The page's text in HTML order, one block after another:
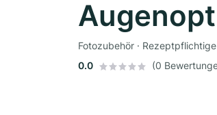
Fotozubehör ·
0.0
(0